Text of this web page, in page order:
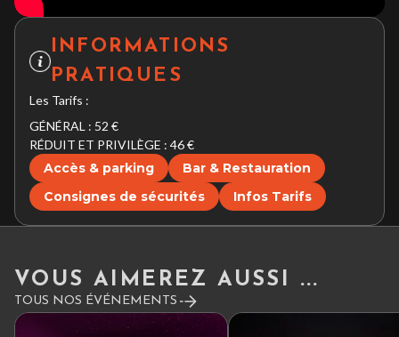
INFORMATIONS
PRATIQUES
Les Tarifs :
GÉNÉRAL : 52 €
RÉDUIT ET PRIVILÈGE : 46 €
Accès & parking
Bar & Restauration
Consignes de sécurités
Infos Tarifs
VOUS AIMEREZ AUSSI ...
TOUS NOS ÉVÉNEMENTS